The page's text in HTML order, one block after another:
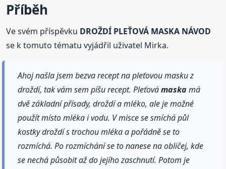
Příběh
Ve svém příspěvku DROŽDÍ PLEŤOVÁ MASKA NÁVOD
se k tomuto tématu vyjádřil uživatel Mirka.
Ahoj našla jsem bezva recept na pleťovou masku z
droždí, tak vám sem píšu recept. Pleťovámaskamá
dvě základní přísady, droždí a mléko, ale je možné
použít místo mléka i vodu. V misce se smíchá půl
kostky droždí s trochou mléka a pořádně se to
rozmíchá. Po rozmíchání se to nanese na obličej, kde
se nechá působit až do jejího zaschnutí. Potom je